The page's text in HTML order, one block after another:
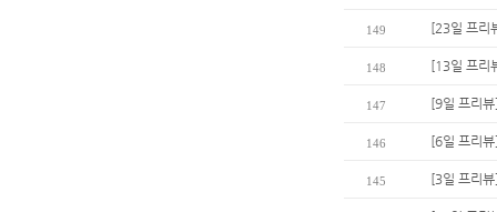
149 [23일 프리
148 [13일 프리
147 [9일 프리
146 [6일 프리
145 [3일 프리